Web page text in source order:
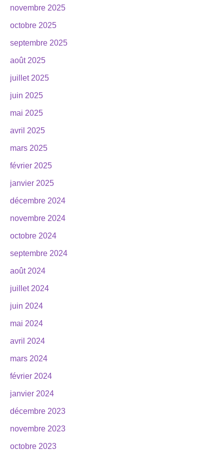
novembre 2025
octobre 2025
septembre 2025
août 2025
juillet 2025
juin 2025
mai 2025
avril 2025
mars 2025
février 2025
janvier 2025
décembre 2024
novembre 2024
octobre 2024
septembre 2024
août 2024
juillet 2024
juin 2024
mai 2024
avril 2024
mars 2024
février 2024
janvier 2024
décembre 2023
novembre 2023
octobre 2023